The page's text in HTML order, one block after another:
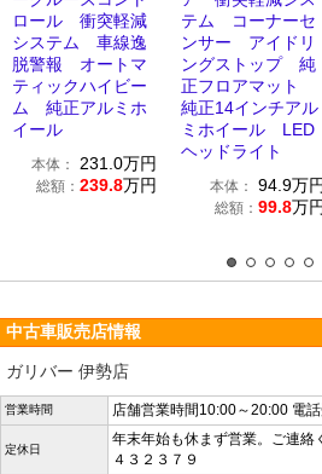
ロール 衝突軽減
システム 車線逸
脱警報 オートマ
ティックハイビー
ム 純正アルミホ
イール
本体： 231.0万円
総額： 239.8万円
テム コーナーセ
ンサー アイドリ
ングストップ 純
正フロアマット
純正14インチアル
ミホイール LED
ヘッドライト
本体： 94.9万円
総額： 99.8万円
中古車販売店情報
ガリバー 伊勢店
営業時間 店舗営業時間10:00～20:00 電
定休日
年末年始も休まず営業。ご連
４３２３７９